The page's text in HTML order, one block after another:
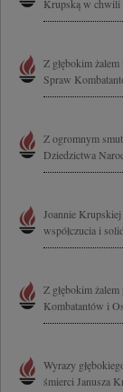
Krupską w chwili
Z głębokim
Spraw
Z ogromnym
Dziedzictwa
Joannie
współczucia i
Z głębokim
Kombatantów i
Wyrazy
śmierci Janusza